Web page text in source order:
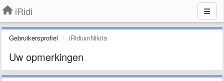
iRidi
Gebruikersprofiel iRidiumNikita
Uw opmerkingen